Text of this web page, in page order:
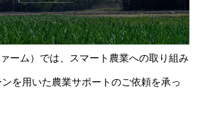
ーム）では、スマート農業への取り組み
を用いた農業サポートのご依頼を承っ